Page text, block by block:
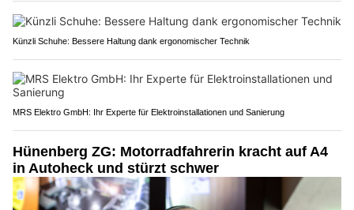
Künzli Schuhe: Bessere Haltung dank ergonomischer Technik
MRS Elektro GmbH: Ihr Experte für Elektroinstallationen und Sanierung
Hünenberg ZG: Motorradfahrerin kracht auf A4
in Autoheck und stürzt schwer